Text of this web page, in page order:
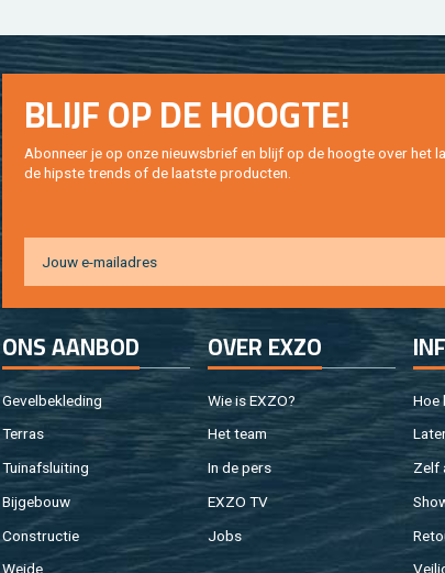
BLIJF OP DE HOOG­TE!
Abon­neer je op onze nieuws­brief en blijf op de hoog­te over het
de hip­s­te trends of de laat­ste pro­duc­ten.
ONS AAN­BOD
Ge­vel­be­kle­ding
Ter­ras
Tuin­af­slui­ting
Bij­ge­bouw
Con­struc­tie
Weide
OVER EXZO
Wie is EXZO?
Het team
In de pers
EXZO TV
Jobs
Hoe
Zelf